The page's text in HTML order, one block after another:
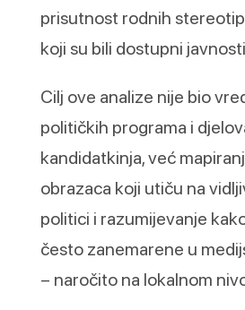
prisutnost rodnih
koji su bili dostupni
Cilj ove analize nije bio
političkih programa i
kandidatkinja, već
obrazaca koji utiču na
politici i razumijevanje
često zanemarene u
– naročito na lokalnom